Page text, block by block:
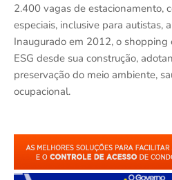
2.400 vagas de estacionamento,
especiais, inclusive para autistas,
Inaugurado em 2012, o shopping
ESG desde sua construção,
preservação do meio ambiente,
ocupacional.